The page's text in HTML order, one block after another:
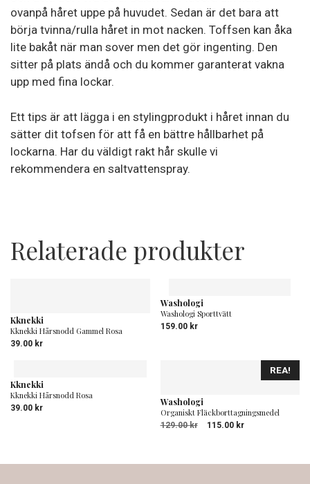
ovanpå håret uppe på huvudet. Sedan är det bara att
börja tvinna/rulla håret in mot nacken. Toffsen kan åka
lite bakåt när man sover men det gör ingenting. Den
sitter på plats ändå och du kommer garanterat vakna
upp med fina lockar.
Ett tips är att lägga i en stylingprodukt i håret innan du
sätter dit tofsen för att få en bättre hållbarhet på
lockarna. Har du väldigt rakt hår skulle vi
rekommendera en saltvattenspray.
Relaterade produkter
Kknekki
Kknekki Hårsnodd Gammel Rosa
39.00 kr
Washologi
Washologi Sporttvätt
159.00 kr
Kknekki
Kknekki Hårsnodd Rosa
39.00 kr
REA!
Washologi
Organiskt Fläckborttagningsmedel
129.00kr
Det
var:
115.00 krDet
är: